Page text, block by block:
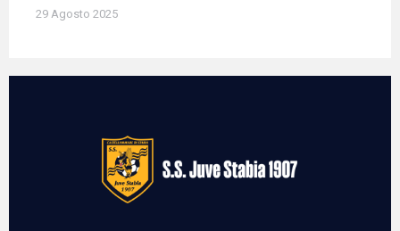
29 Agosto 2025